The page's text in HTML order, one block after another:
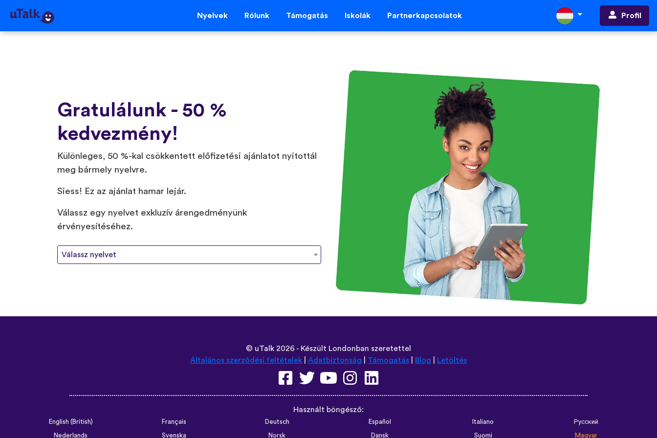
Nyelvek Rólunk Támogatás Iskolák Partnerkapcsolatok Profil
Gratulálunk - 50 %
kedvezmény!
Különleges, 50 %-kal csökkentett előfizetési ajánlatot nyitottál
meg bármely nyelvre.
Siess! Ez az ajánlat hamar lejár.
Válassz egy nyelvet exkluzív árengedményünk
érvényesítéséhez.
Válassz nyelvet
© uTalk 2026 - Készült Londonban szeretettel
Általános szerződési feltételek
Adatbiztonság Támogatás Blog Letöltés
Használt böngésző:
English (British) Français Deutsch Español Italiano
Русский
Nederlands
Svenska Norsk Dansk Suomi Magyar